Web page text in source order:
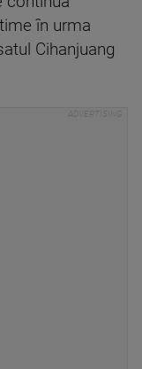
în urma
Cihanjuang